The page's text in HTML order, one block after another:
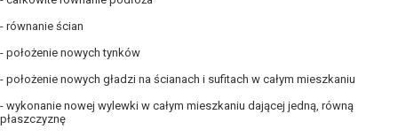
- równanie ścian
- położenie nowych tynków
- położenie nowych gładzi na ścianach i sufitach w całym mieszkaniu
- wykonanie nowej wylewki w całym mieszkaniu dającej jedną, równą
płaszczyznę